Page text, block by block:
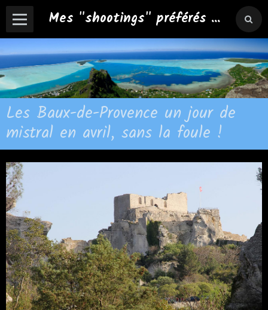
Mes "shootings" préférés ...
Les Baux-de-Provence un jour de
mistral en avril, sans la foule !